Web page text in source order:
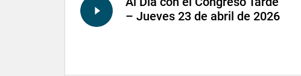
– Jueves 23 de abril de 2026